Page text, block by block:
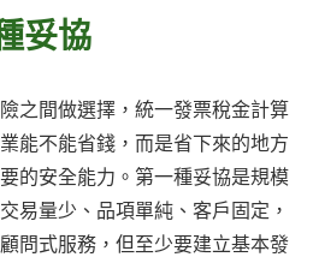
妥協
之間做選擇，統一發票稅金計算
能不能省錢，而是省下來的地方
的安全能力。第一種妥協是規模
易量少、品項單純、客戶固定，
問式服務，但至少要建立基本發